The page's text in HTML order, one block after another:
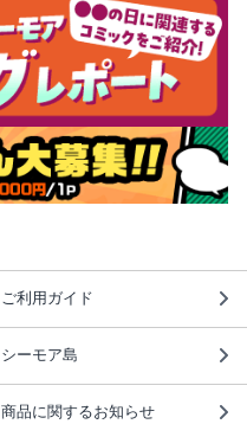
ご利用ガイド
シーモア島
商品に関するお知らせ